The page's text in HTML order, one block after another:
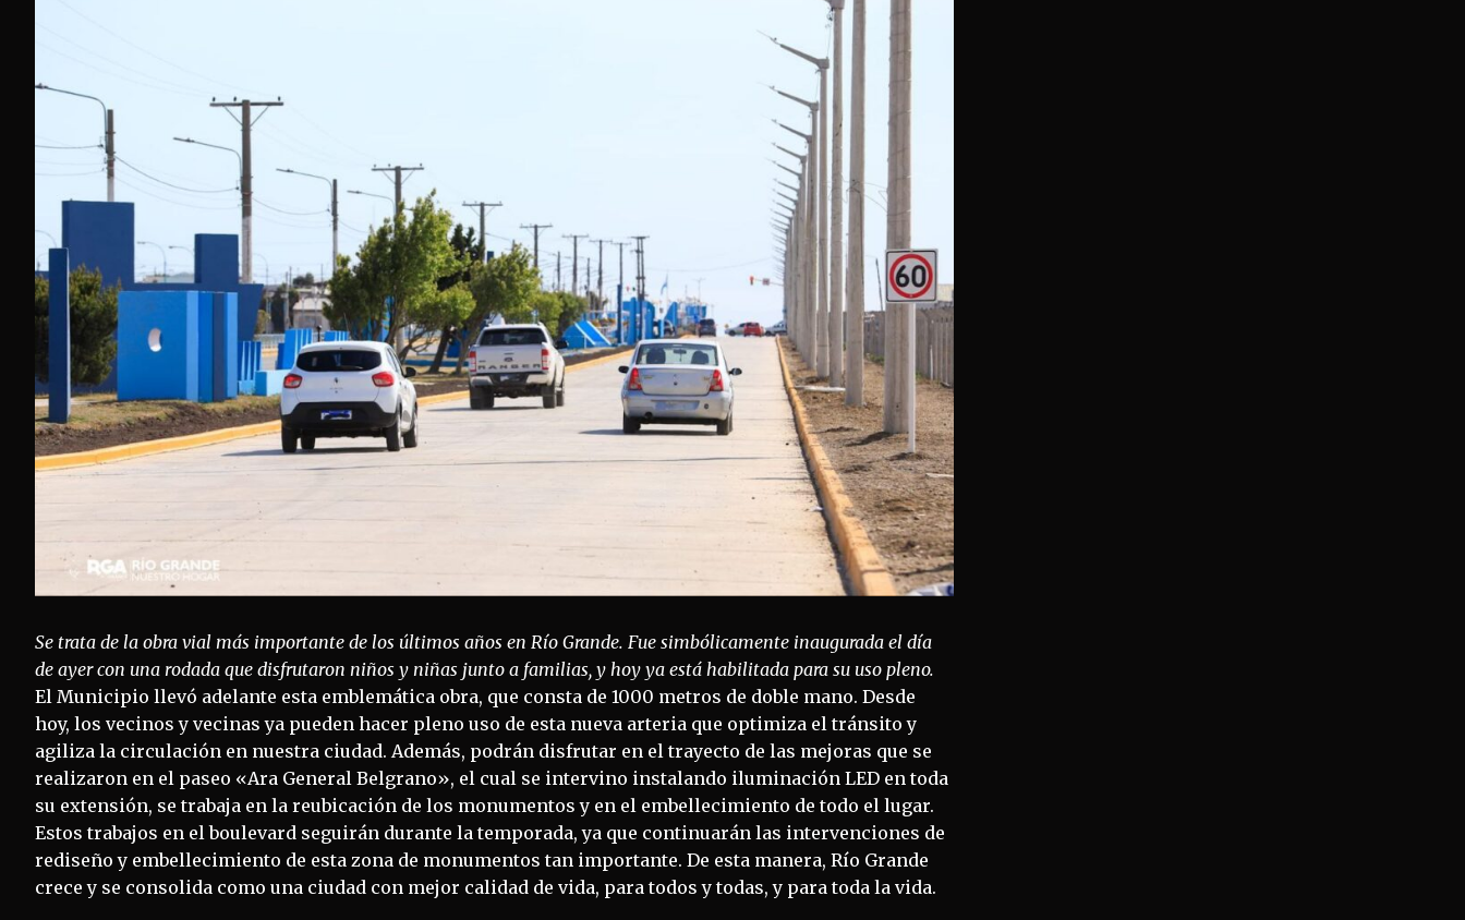
Se trata de la obra vial más importante de los últimos años en Río Grande. Fue simbólicamente inaugurada el día
de ayer con una rodada que disfrutaron niños y niñas junto a familias, y hoy ya está habilitada para su uso pleno.
El Municipio llevó adelante esta emblemática obra, que consta de 1000 metros de doble mano. Desde
hoy, los vecinos y vecinas ya pueden hacer pleno uso de esta nueva arteria que optimiza el tránsito y
agiliza la circulación en nuestra ciudad. Además, podrán disfrutar en el trayecto de las mejoras que se
realizaron en el paseo «Ara General Belgrano», el cual se intervino instalando iluminación LED en toda
su extensión, se trabaja en la reubicación de los monumentos y en el embellecimiento de todo el lugar.
Estos trabajos en el boulevard seguirán durante la temporada, ya que continuarán las intervenciones de
rediseño y embellecimiento de esta zona de monumentos tan importante. De esta manera, Río Grande
crece y se consolida como una ciudad con mejor calidad de vida, para todos y todas, y para toda la vida.